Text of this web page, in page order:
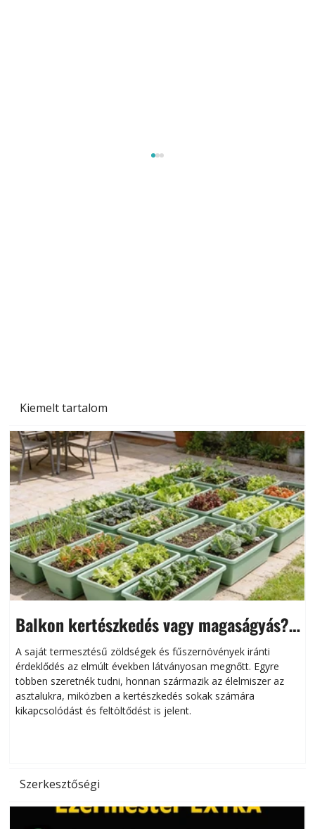
Kiemelt tartalom
Balkon kertészkedés vagy magaságyás?
Helytakarékos kertészkedés
A saját termesztésű zöldségek és fűszernövények iránti
érdeklődés az elmúlt években látványosan megnőtt. Egyre
többen szeretnék tudni, honnan származik az élelmiszer az
asztalukra, miközben a kertészkedés sokak számára
kikapcsolódást és feltöltődést is jelent.
Szerkesztőségi